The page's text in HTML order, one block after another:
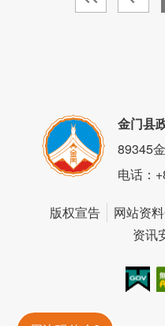
金门县
89345
电话：
版权宣告 网站资
资讯